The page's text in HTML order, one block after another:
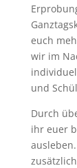
euch
wir im
und
Durch
ihr euer
ausleben.